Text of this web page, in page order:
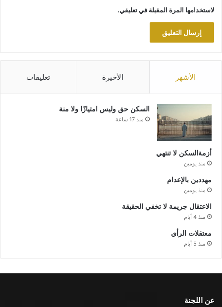
لاستخدامها المرة المقبلة في تعليقي.
الأشهر الأخيرة تعليقات
السكن حق وليس امتيازًا ولا منة
منذ 17 ساعة
أزمةالسكن لا تنتهي
منذ يومين
مهددين بالإعدام
منذ يومين
الاعتقال جريمة لا تخفي الحقيقة
منذ 4 أيام
معتقلات الرأي
منذ 5 أيام
عن اللجنة